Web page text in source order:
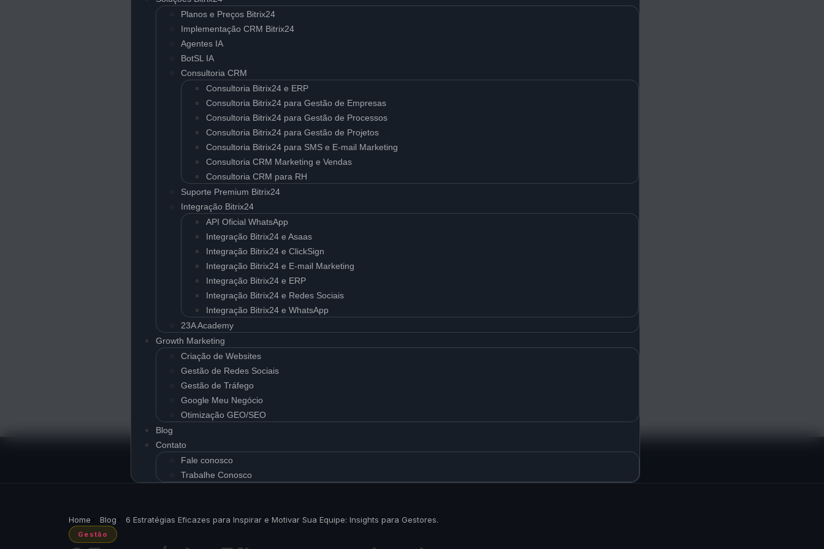
Planos e Preços Bitrix24
Implementação CRM Bitrix24
Agentes IA
BotSL IA
Consultoria CRM
Consultoria Bitrix24 e ERP
Consultoria Bitrix24 para Gestão de Empresas
Consultoria Bitrix24 para Gestão de Processos
Consultoria Bitrix24 para Gestão de Projetos
Consultoria Bitrix24 para SMS e E-mail Marketing
Consultoria CRM Marketing e Vendas
Consultoria CRM para RH
Suporte Premium Bitrix24
Integração Bitrix24
API Oficial WhatsApp
Integração Bitrix24 e Asaas
Integração Bitrix24 e ClickSign
Integração Bitrix24 e E-mail Marketing
Integração Bitrix24 e ERP
Integração Bitrix24 e Redes Sociais
Integração Bitrix24 e WhatsApp
23A Academy
Growth Marketing
Criação de Websites
Gestão de Redes Sociais
Gestão de Tráfego
Google Meu Negócio
Otimização GEO/SEO
Blog
Contato
Fale conosco
Trabalhe Conosco
Home Blog 6 Estratégias Eficazes para Inspirar e Motivar Sua Equipe: Insights para Gestores.
Gestão